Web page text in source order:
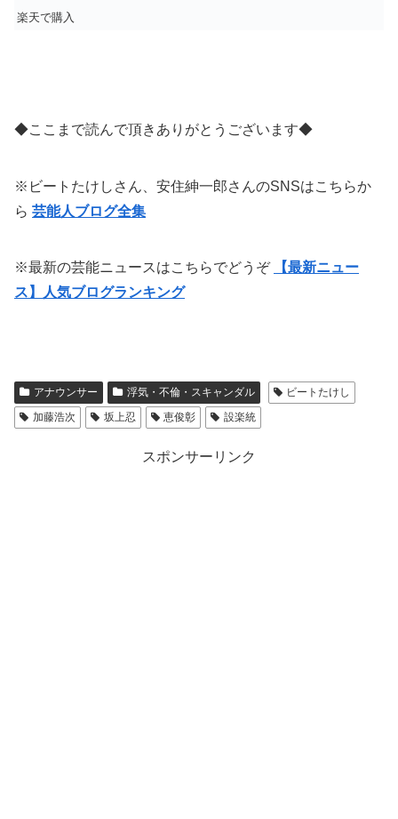
楽天で購入
◆ここまで読んで頂きありがとうございます◆
※ビートたけしさん、安住紳一郎さんのSNSはこちらか
ら 芸能人ブログ全集
※最新の芸能ニュースはこちらでどうぞ
【最新ニュー
ス】人気ブログランキング
アナウンサー 浮気・不倫・スキャンダル
ビートたけし
加藤浩次
坂上忍 恵俊彰 設楽統
スポンサーリンク